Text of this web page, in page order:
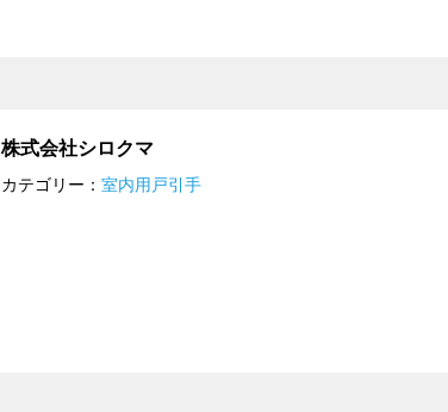
株式会社シロクマ
カテゴリー： 室内用戸引手